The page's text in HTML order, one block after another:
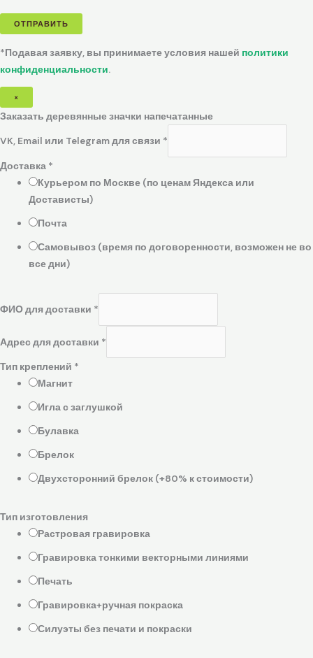
ОТПРАВИТЬ
*Подавая заявку, вы принимаете условия нашей политики
конфиденциальности.
×
Заказать деревянные значки напечатанные
VK, Email или Telegram для связи *
Доставка *
Курьером по Москве (по ценам Яндекса или
Достависты)
Почта
Самовывоз (время по договоренности, возможен не во
все дни)
ФИО для доставки *
Адрес для доставки *
Тип креплений *
Магнит
Игла с заглушкой
Булавка
Брелок
Двухсторонний брелок (+80% к стоимости)
Тип изготовления
Растровая гравировка
Гравировка тонкими векторными линиями
Печать
Гравировка+ручная покраска
Силуэты без печати и покраски